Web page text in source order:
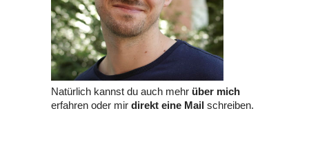
Natürlich kannst du auch mehr über mich
erfahren oder mir direkt eine Mailschreiben.